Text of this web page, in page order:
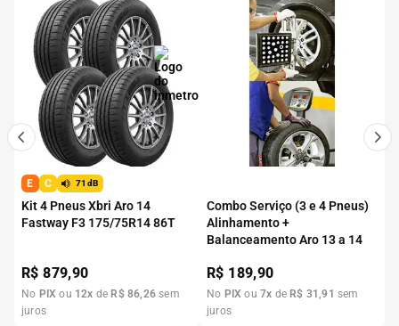
E C 71dB
Kit 4 Pneus Xbri Aro 14
Fastway F3 175/75R14 86T
R$879,90
No PIX ou 12x de R$ 86,26 sem
juros
Combo Serviço (3 e 4 Pneus)
Alinhamento +
Balanceamento Aro 13 a 14
R$ 189,90
No PIX ou7x de R$ 31 ,91 sem
juros